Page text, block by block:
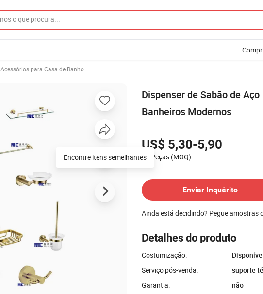
Acessórios para Casa de Banho
Dispenser de Sabão de
Banheiros Modernos
US$ 5,30-5,90
30 Peças (MOQ)
Enviar Inquérito
Ainda está decidindo? Pegue amostras
Detalhes do produto
Costumização:
Serviço pós-venda:
suporte
Garantia:
não
Encontre itens semelhantes